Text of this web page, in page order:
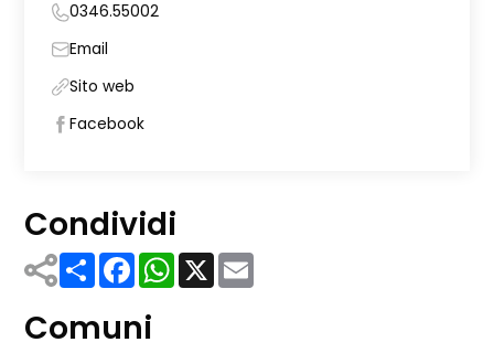
0346.55002
Email
Sito web
Facebook
Condividi
ShareFacebook
WhatsApp
X
Comuni